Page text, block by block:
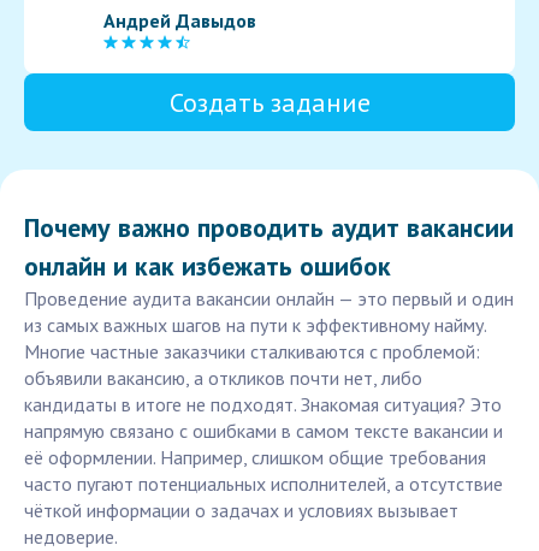
Андрей Давыдов
Создать задание
Почему важно проводить аудит вакансии
онлайн и как избежать ошибок
Проведение аудита вакансии онлайн — это первый и один
из самых важных шагов на пути к эффективному найму.
Многие частные заказчики сталкиваются с проблемой:
объявили вакансию, а откликов почти нет, либо
кандидаты в итоге не подходят. Знакомая ситуация? Это
напрямую связано с ошибками в самом тексте вакансии и
её оформлении. Например, слишком общие требования
часто пугают потенциальных исполнителей, а отсутствие
чёткой информации о задачах и условиях вызывает
недоверие.